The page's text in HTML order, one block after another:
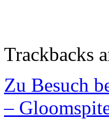
Trackbacks
Zu Besuch
–